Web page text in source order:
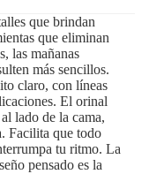
que brindan
que eliminan
las mañanas
más sencillos.
claro, con líneas
El orinal
lado de la cama,
Facilita que todo
tu ritmo. La
pensado es la